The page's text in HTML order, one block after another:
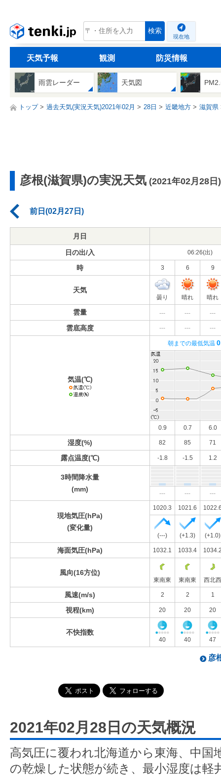
tenki.jp 検索
現在地
天気予報 観測 防災情報
雨雲レーダー 天気図
トップ 過去天気(実況天気)2021年02月 28日 近畿地方 滋賀県
彦根(滋賀県)の実況天気 (2021年02月28日)
前日(02月27日)
月日
日の出/入 06:26(出)
時 3 6 9
天気
曇り 晴れ 晴れ
雲量 --- --- ---
雲底高度 --- --- ---
気温(℃)
朝までの最低気温
0.9 0.7 6.0
湿度(%) 82 85 71
露点温度(℃) -1.8 -1.5 1.2
3時間降水量
(mm)
--- --- ---
現地気圧(hPa)
(変化量)
1020.3 1021.6
(---) (+1.3) (+1.0)
海面気圧(hPa) 1032.1 1033.4
風向(16方位)
東南東 東南東 西北西
風速(m/s) 2 2 1
視程(km) 20 20 20
不快指数
40 40 47
彦
2021年02月28日の天気概況
高気圧に覆われ北海道から東海、中国
の乾燥した状態が続き、最小湿度は軽